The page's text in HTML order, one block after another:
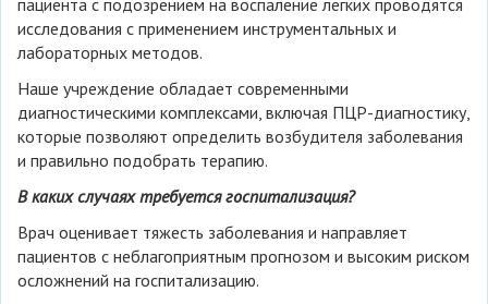
пациента с подозрением на воспаление легких проводятся
исследования с применением инструментальных и
лабораторных методов.
Наше учреждение обладает современными
диагностическими комплексами, включая ПЦР-диагностику,
которые позволяют определить возбудителя заболевания
и правильно подобрать терапию.
В каких случаях требуется госпитализация?
Врач оценивает тяжесть заболевания и направляет
пациентов с неблагоприятным прогнозом и высоким риском
осложнений на госпитализацию.